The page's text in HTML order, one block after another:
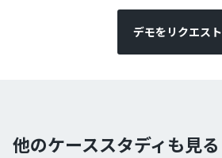
デモをリクエスト
他のケーススタディも見る